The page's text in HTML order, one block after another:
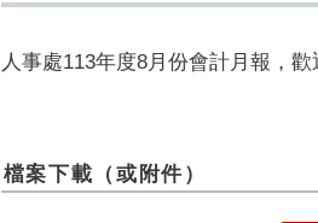
人事處113年度8月份會計月報，歡
檔案下載（或附件）